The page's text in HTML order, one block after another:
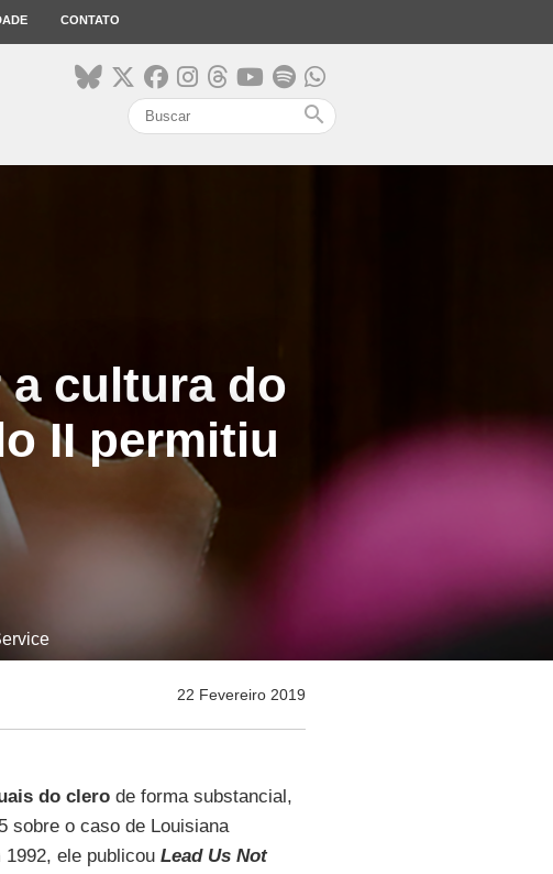
CONTATO
search
a cultura do
II permitiu
22 Fevereiro 2019
do clerode forma substancial,
sobre o caso de Louisiana
1992, ele publicou Lead Us Not